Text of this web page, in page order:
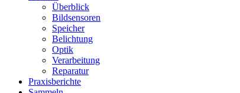
Überblick
Bildsensoren
Speicher
Belichtung
Optik
Verarbeitung
Reparatur
Praxisberichte